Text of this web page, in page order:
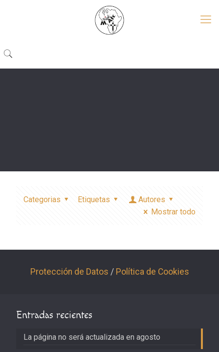
Categorias Etiquetas
Autores
Mostrar todo
Protección de Datos / Política de Cookies
Entradas recientes
La página no será actualizada en agosto